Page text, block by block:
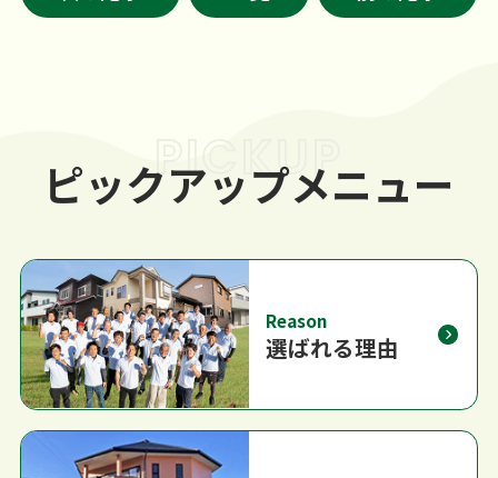
PICKUP
ピックアップメニュー
Reason
選ばれる理由